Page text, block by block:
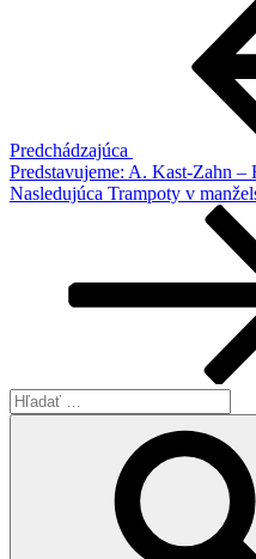
Predchádzajúca
Predstavujeme: A. Kast-Zahn –
Ďalší
Nasledujúca Trampoty v
Hľadať: